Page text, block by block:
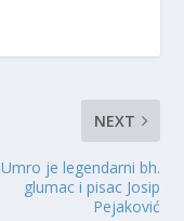
NEXT
Umro je legendarni bh.
glumac i pisac Josip
Pejaković